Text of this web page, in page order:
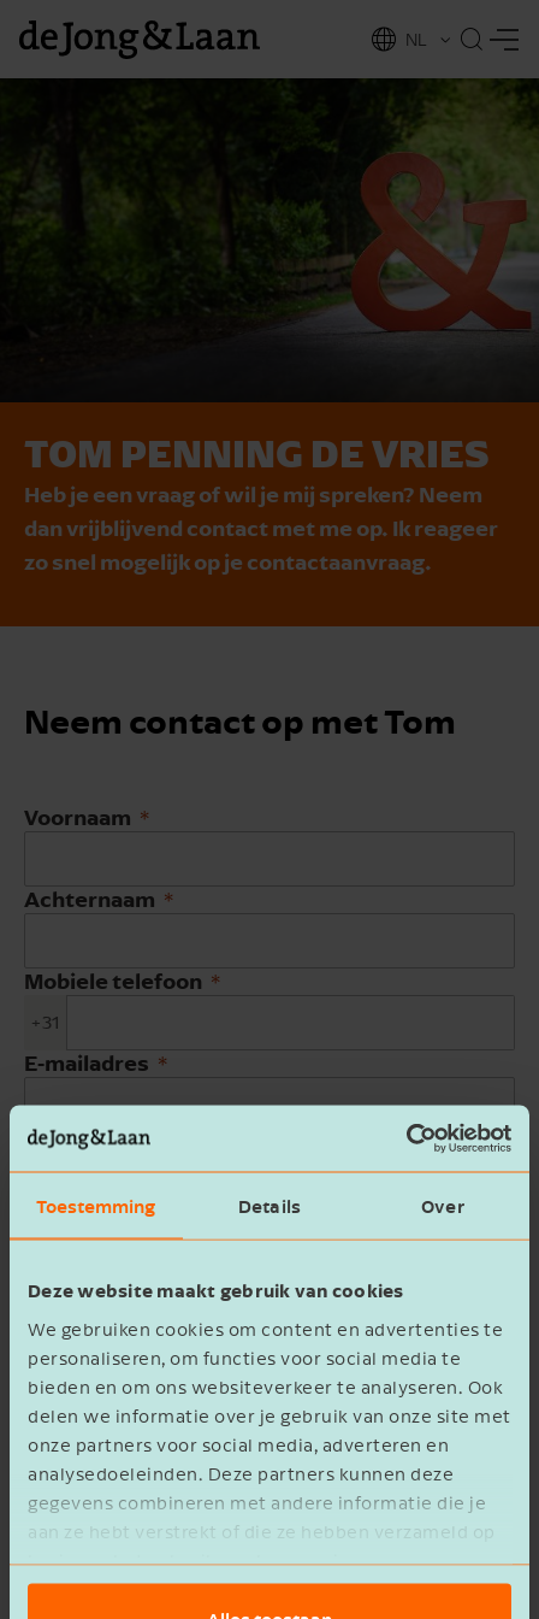
Toestemming Details Over
Deze website maakt gebruik van cookies
We gebruiken cookies om content en advertenties te
personaliseren, om functies voor social media te
bieden en om ons websiteverkeer te analyseren. Ook
delen we informatie over je gebruik van onze site met
onze partners voor social media, adverteren en
analysedoeleinden. Deze partners kunnen deze
gegevens combineren met andere informatie die je
aan ze hebt verstrekt of die ze hebben verzameld op
basis van het gebruik van hun services.
EN
NL
TOM PENNING DE VRIES
Heb je een vraag of wil je mij spreken? Neem
dan vrijblijvend contact met me op. Ik reageer
zo snel mogelijk op je contactaanvraag.
Neem contact op met Tom
Voornaam
Achternaam
Mobiele telefoon
+31
E-mailadres
Bedrijfsnaam
Ik ga akkoord met hetprivacy statement
Verzenden